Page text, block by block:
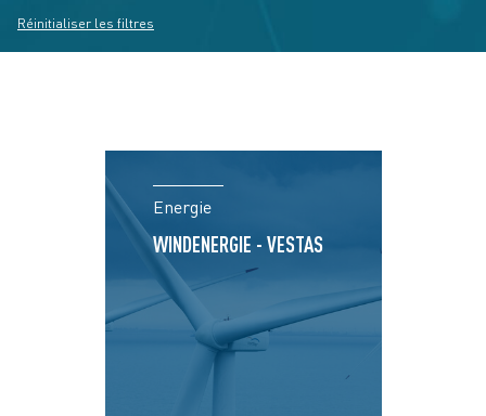
Réinitialiser les filtres
Energie
WINDENERGIE - VESTAS